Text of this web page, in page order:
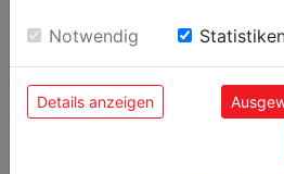
POPULAR
Einwilligung zu unseren
Notwendig
Details anzeigen